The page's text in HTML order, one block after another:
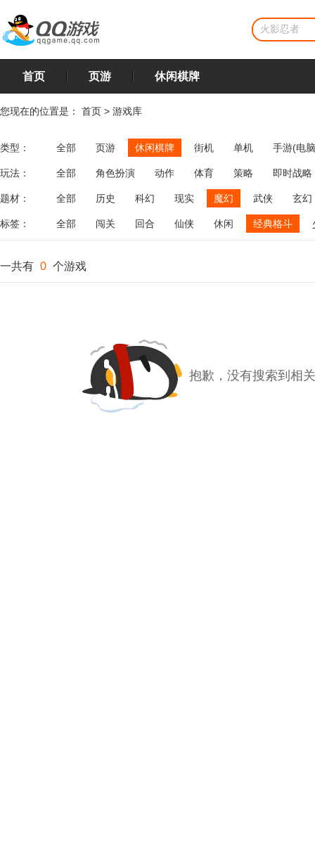
首页 页游 休闲棋牌
您现在的位置是： 首页 > 游戏库
类型： 全部 页游 休闲棋牌 街机 单机 手游(电
玩法： 全部 角色扮演 动作 体育 策略
即时战略
飞行
恋爱 第三人称射击 棋类 牌类 麻将
题材： 全部 历史 科幻 现实 魔幻 武侠 玄幻
标签： 全部 闯关 回合 仙侠 休闲 经典格斗
一共有 0 个游戏
抱歉，没有搜索到相